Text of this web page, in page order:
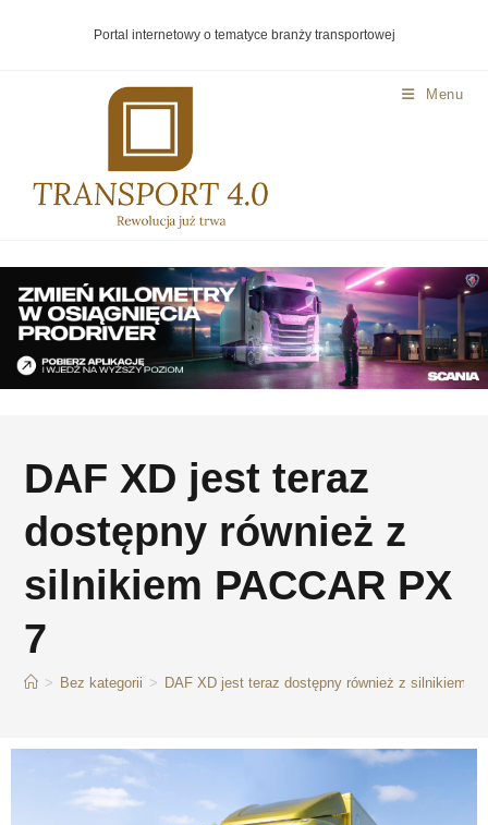
Portal internetowy o tematyce branży transportowej
Menu
DAF XD jest teraz
dostępny również z
silnikiem PACCAR PX
7
> Bez kategorii > DAF XD jest teraz dostępny również z silnikiem